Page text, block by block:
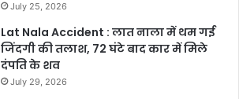
July 25, 2026
Lat Nala Accident : लात नाला में थम गई
जिंदगी की तलाश, 72 घंटे बाद कार में मिले
दंपति के शव
July 29, 2026